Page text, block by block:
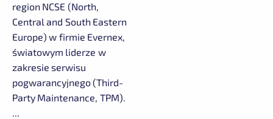
region NCSE (North,
Central and South Eastern
Europe) w firmie Evernex,
światowym liderze w
zakresie serwisu
pogwarancyjnego (Third-
Party Maintenance, TPM).
...